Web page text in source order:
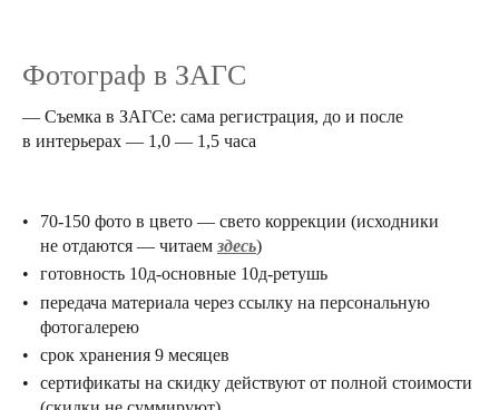
Фотограф в ЗАГС
— Съемка в ЗАГСе: сама регистрация, до и после
в интерьерах — 1,0 — 1,5 часа
70-150 фото в цвето — свето коррекции (исходники
не отдаются — читаем здесь)
готовность 10д-основные 10д-ретушь
передача материала через ссылку на персональную
фотогалерею
срок хранения 9 месяцев
сертификаты на скидку действуют от полной стоимости